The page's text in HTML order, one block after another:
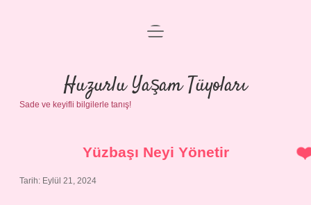
Anasayfa
Gizlilik Politikası
Yasal Uyarı
menüyü
Huzurlu Yaşam Tüyoları
Sade ve keyifli bilgilerle tanış!
Yüzbaşı Neyi Yönetir
Tarih: Eylül 21, 2024